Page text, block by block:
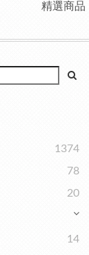
精選商品
1374
78
20
14